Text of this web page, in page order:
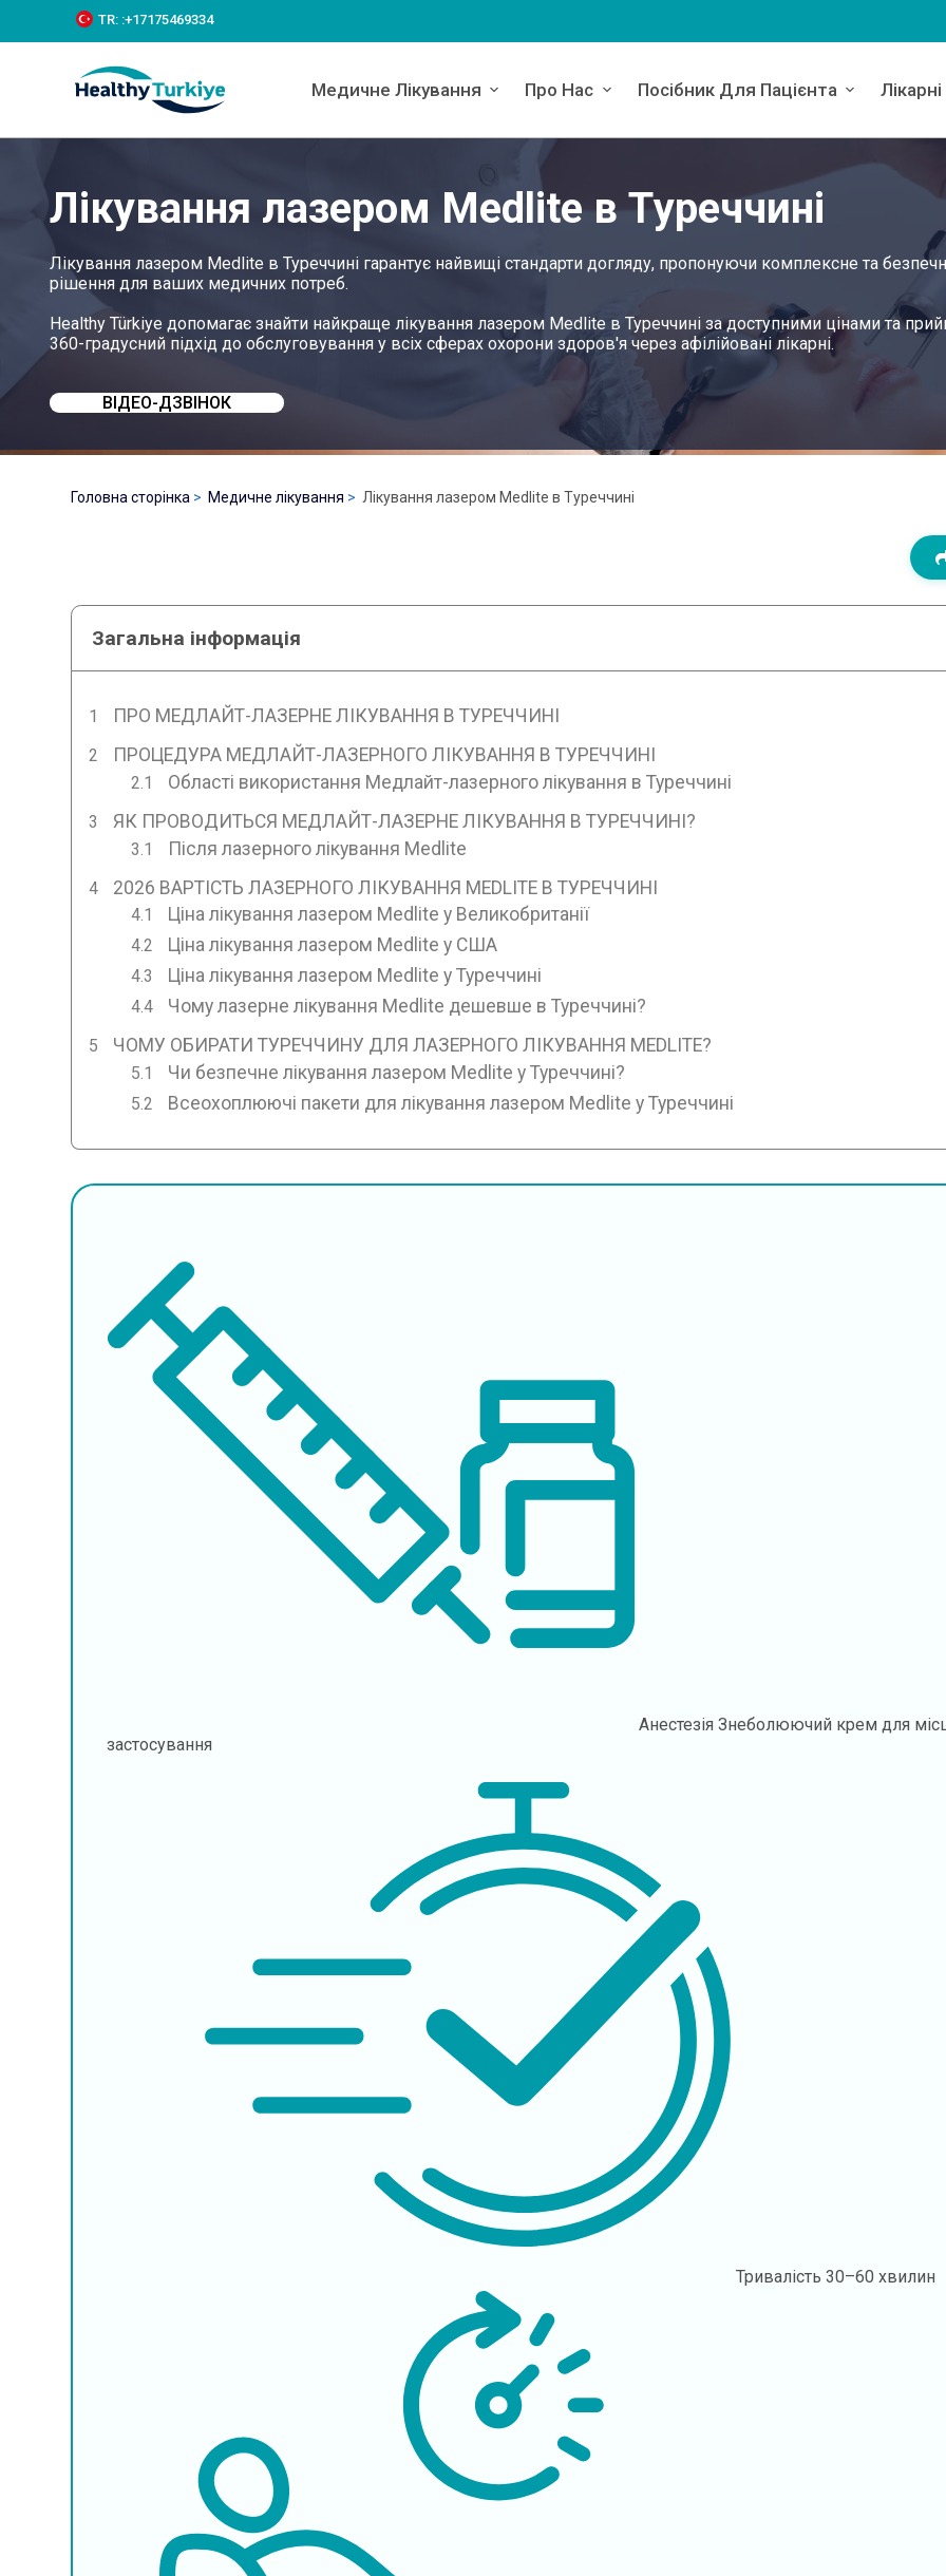
k
c
TR: :+‪17175469334‬
Медичне Лікування Про Нас Посібник Для Пацієнта Лікарні
Лікування лазером Medlite в Туреччині
Лікування лазером Medlite в Туреччині гарантує найвищі стандарти догляду, пропонуючи комплексне та
рішення для ваших медичних потреб.
Healthy Türkiye допомагає знайти найкраще лікування лазером Medlite в Туреччині за доступними цінами та
360-градусний підхід до обслуговування у всіх сферах охорони здоров'я через афілійовані лікарні.
ВІДЕО-ДЗВІНОК
Головна сторінка Медичне лікування Лікування лазером Medlite в Туреччині
Загальна інформація
ПРО МЕДЛАЙТ-ЛАЗЕРНЕ ЛІКУВАННЯ В ТУРЕЧЧИНІ
ПРОЦЕДУРА МЕДЛАЙТ-ЛАЗЕРНОГО ЛІКУВАННЯ В ТУРЕЧЧИНІ
Області використання Медлайт-лазерного лікування в Туреччині
ЯК ПРОВОДИТЬСЯ МЕДЛАЙТ-ЛАЗЕРНЕ ЛІКУВАННЯ В ТУРЕЧЧИНІ?
Після лазерного лікування Medlite
2026 ВАРТІСТЬ ЛАЗЕРНОГО ЛІКУВАННЯ MEDLITE В ТУРЕЧЧИНІ
Ціна лікування лазером Medlite у Великобританії
Ціна лікування лазером Medlite у США
Ціна лікування лазером Medlite у Туреччині
Чому лазерне лікування Medlite дешевше в Туреччині?
ЧОМУ ОБИРАТИ ТУРЕЧЧИНУ ДЛЯ ЛАЗЕРНОГО ЛІКУВАННЯ MEDLITE?
Чи безпечне лікування лазером Medlite у Туреччині?
Всеохоплюючі пакети для лікування лазером Medlite у Туреччині
Анестезія Знеболюючий крем для
застосування
Тривалість 30–60 хвилин